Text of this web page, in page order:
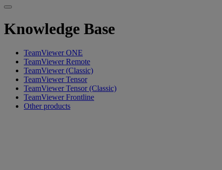
Knowledge Base
TeamViewer ONE
TeamViewer Remote
TeamViewer (Classic)
TeamViewer Tensor
TeamViewer Tensor (Classic)
TeamViewer Frontline
Other products